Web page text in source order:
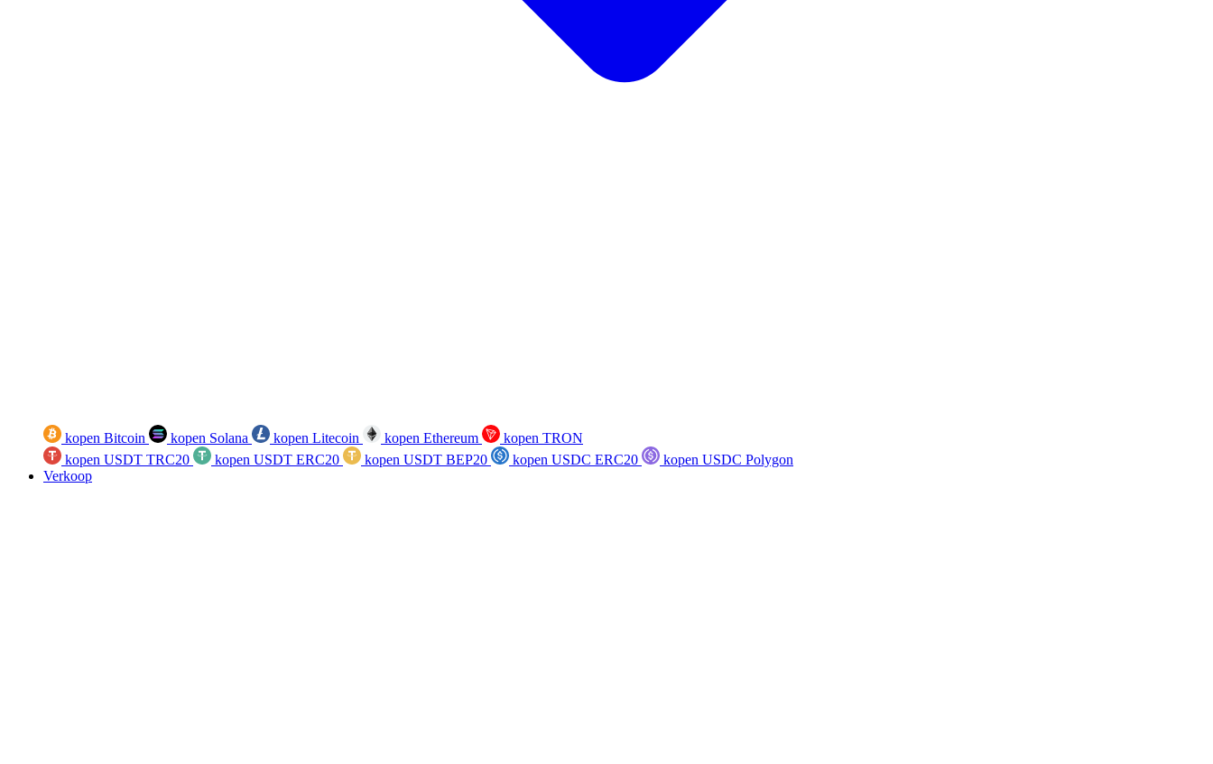
kopen Bitcoin kopen Solana kopen Litecoin kopen Ethereum
kopen TRON
kopen USDT TRC20
kopen USDT ERC20 kopen USDT BEP20 kopen USDC ERC20
kopen USDC Polygon
Verkoop